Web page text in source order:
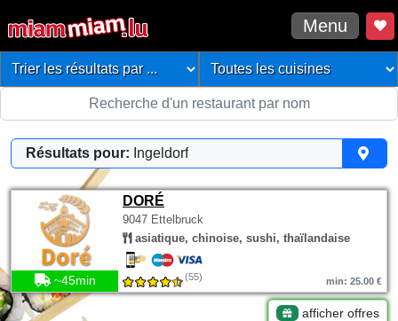
Menu
Résultats pour: Ingeldorf
DORÉ
9047 Ettelbruck
asiatique, chinoise, sushi, thaïlandaise
~45min (55) min: 25.00 €
afficher offres